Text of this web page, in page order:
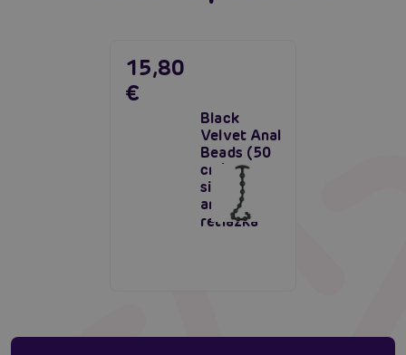
Black
Velvet Anal
Beads (50
cm),
silikónová
análna
retiazka
15,80
€